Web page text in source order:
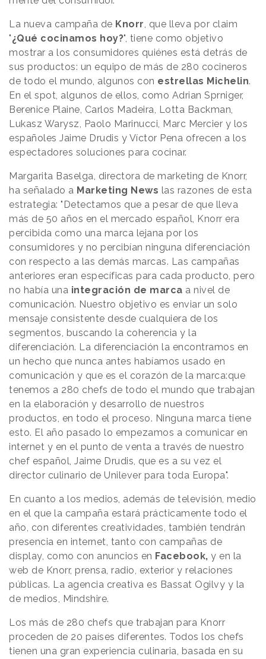
La nueva campaña de Knorr, que lleva por claim
"¿Qué cocinamos hoy?", tiene como objetivo
mostrar a los consumidores quiénes está detrás de
sus productos: un equipo de más de 280 cocineros
de todo el mundo, algunos con estrellas Michelin.
En el spot, algunos de ellos, como Adrian Sprniger,
Berenice Plaine, Carlos Madeira, Lotta Backman,
Lukasz Warysz, Paolo Marinucci, Marc Mercier y los
españoles Jaime Drudis y Víctor Pena ofrecen a los
espectadores soluciones para cocinar.
Margarita Baselga, directora de marketing de Knorr,
ha señalado a Marketing News las razones de esta
estrategia: "Detectamos que a pesar de que lleva
más de 50 años en el mercado español, Knorr era
percibida como una marca lejana por los
consumidores y no percibían ninguna diferenciación
con respecto a las demás marcas. Las campañas
anteriores eran específicas para cada producto, pero
no había una integración de marca a nivel de
comunicación. Nuestro objetivo es enviar un solo
mensaje consistente desde cualquiera de los
segmentos, buscando la coherencia y la
diferenciación. La diferenciación la encontramos en
un hecho que nunca antes habíamos usado en
comunicación y que es el corazón de la marca:que
tenemos a 280 chefs de todo el mundo que trabajan
en la elaboración y desarrollo de nuestros
productos, en todo el proceso. Ninguna marca tiene
esto. El año pasado lo empezamos a comunicar en
internet y en el punto de venta a través de nuestro
chef español, Jaime Drudis, que es a su vez el
director culinario de Unilever para toda Europa".
En cuanto a los medios, además de televisión, medio
en el que la campaña estará prácticamente todo el
año, con diferentes creatividades, también tendrán
presencia en internet, tanto con campañas de
display, como con anuncios en Facebook, y en la
web de Knorr, prensa, radio, exterior y relaciones
públicas. La agencia creativa es Bassat Ogilvy y la
de medios, Mindshire.
Los más de 280 chefs que trabajan para Knorr
proceden de 20 países diferentes. Todos los chefs
tienen una gran experiencia culinaria, basada en su